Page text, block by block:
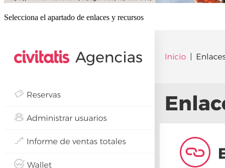
Selecciona el apartado de enlaces y recursos